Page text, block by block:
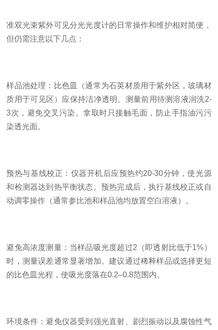
准双光束紫外可见分光光度计的日常操作和维护相对简便，
但仍需注意以下几点：
样品池处理：比色皿（通常为石英材质用于紫外区，玻璃材
质用于可见区）应保持洁净透明。测量前用待测溶液润洗2-
3次，避免交叉污染。拿取时只接触毛面，防止手指油污污
染透光面。
预热与基线校正：仪器开机后应预热约20-30分钟，使光源
和检测器达到热平衡状态。预热完成后，执行基线校正或自
动调零操作（通常参比池和样品池均放置空白溶液）。
避免高浓度测量：当样品吸光度超过2（即透射比低于1%）
时，测量误差通常显著增加。建议通过稀释样品或选择更短
的比色皿光程，使吸光度落在0.2–0.8范围内。
环境条件：避免仪器受到强光直射、剧烈振动以及腐蚀性气